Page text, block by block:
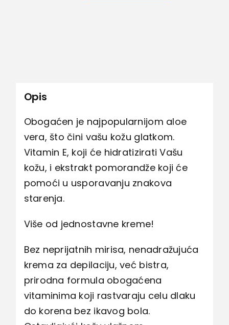
Opis
Obogaćen je najpopularnijom aloe
vera, što čini vašu kožu glatkom.
Vitamin E, koji će hidratizirati Vašu
kožu, i ekstrakt pomorandže koji će
pomoći u usporavanju znakova
starenja.
Više od jednostavne kreme!
Bez neprijatnih mirisa, nenadražujuća
krema za depilaciju, već bistra,
prirodna formula obogaćena
vitaminima koji rastvaraju celu dlaku
do korena bez ikavog bola.